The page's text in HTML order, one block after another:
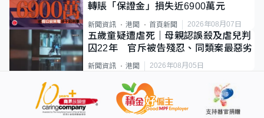
轉賬「保證金」損失近6900萬元
新聞資訊 港聞 首頁新聞 2026年08月07日
五歲童疑遭虐死｜母親認誤殺及虐兒判
囚22年 官斥被告殘忍、同類案最惡劣
新聞資訊 港聞 2026年08月05日